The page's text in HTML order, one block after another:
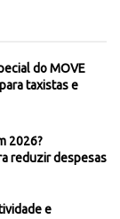
do MOVE
taxistas e
2026?
reduzir despesas
e